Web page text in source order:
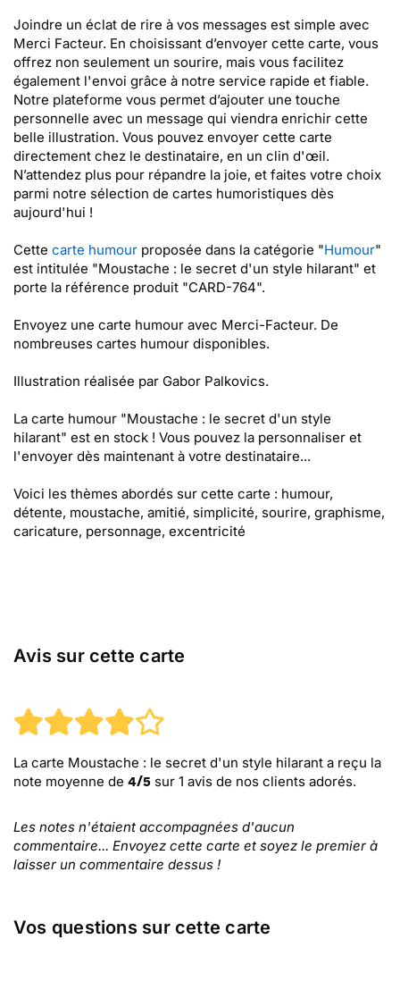
Joindre un éclat de rire à vos messages est simple avec
Merci Facteur. En choisissant d’envoyer cette carte, vous
offrez non seulement un sourire, mais vous facilitez
également l'envoi grâce à notre service rapide et fiable.
Notre plateforme vous permet d’ajouter une touche
personnelle avec un message qui viendra enrichir cette
belle illustration. Vous pouvez envoyer cette carte
directement chez le destinataire, en un clin d'œil.
N’attendez plus pour répandre la joie, et faites votre choix
parmi notre sélection de cartes humoristiques dès
aujourd'hui !
Cette carte humour proposée dans la catégorie "Humour"
est intitulée "Moustache : le secret d'un style hilarant" et
porte la référence produit "CARD-764".
Envoyez une carte humour avec Merci-Facteur. De
nombreuses cartes humour disponibles.
Illustration réalisée par Gabor Palkovics.
La carte humour "Moustache : le secret d'un style
hilarant" est en stock ! Vous pouvez la personnaliser et
l'envoyer dès maintenant à votre destinataire...
Voici les thèmes abordés sur cette carte : humour,
détente, moustache, amitié, simplicité, sourire, graphisme,
caricature, personnage, excentricité
Avis sur cette carte
La carte Moustache : le secret d'un style hilarant a reçu la
note moyenne de 4/5 sur 1 avis de nos clients adorés.
Les notes n'étaient accompagnées d'aucun
commentaire... Envoyez cette carte et soyez le premier à
laisser un commentaire dessus !
Vos questions sur cette carte